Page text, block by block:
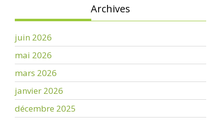
Archives
juin 2026
mai 2026
mars 2026
janvier 2026
décembre 2025